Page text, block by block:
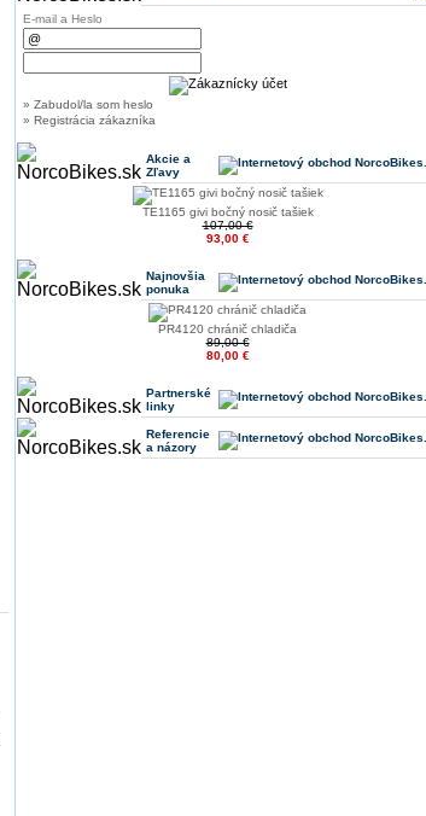
E-mail a Heslo
» Zabudol/la som heslo
» Registrácia zákazníka
Akcie a
Zľavy
TE1165 givi bočný nosič tašiek
107,00 €
93,00 €
Najnovšia
ponuka
PR4120 chránič chladiča
89,00 €
80,00 €
Partnerské
linky
Referencie
a názory